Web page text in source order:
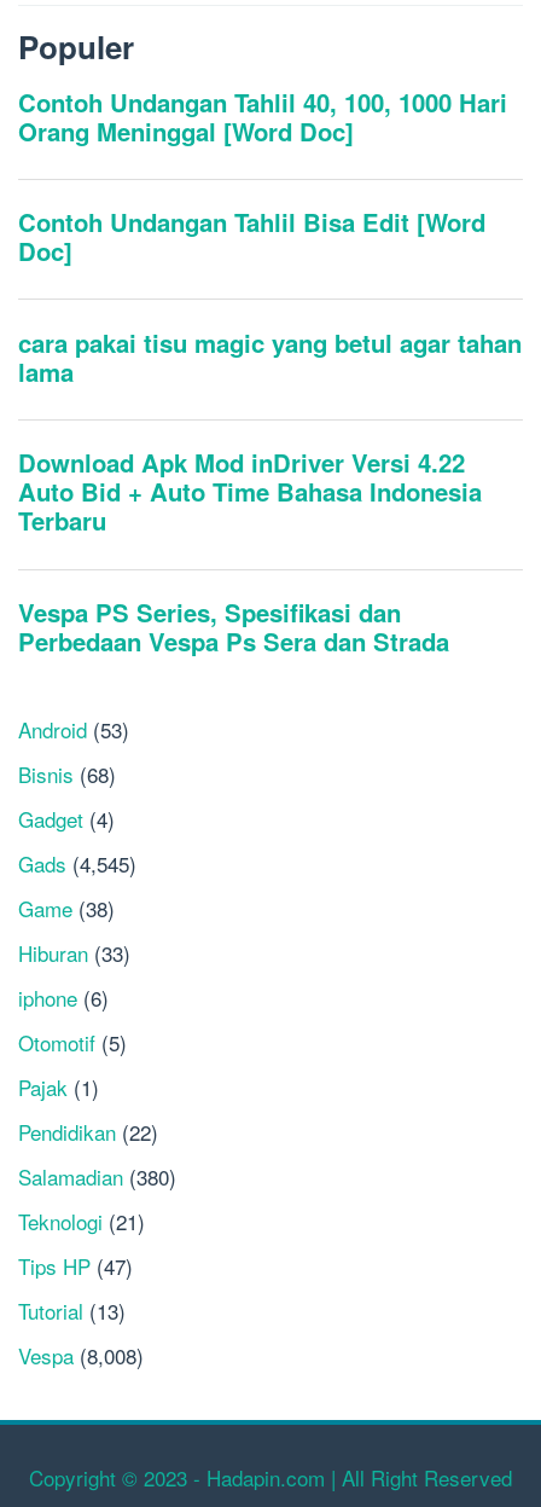
Populer
Android (53)
Bisnis (68)
Gadget (4)
Gads (4,545)
Game (38)
Hiburan (33)
iphone (6)
Otomotif (5)
Pajak (1)
Pendidikan (22)
Salamadian (380)
Teknologi (21)
Tips HP (47)
Tutorial (13)
Vespa (8,008)
Copyright © 2023 - Hadapin.com | All Right Reserved